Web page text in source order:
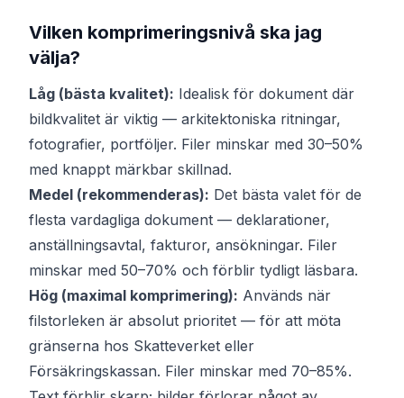
Vilken komprimeringsnivå ska jag
välja?
Låg (bästa kvalitet): Idealisk för dokument där
bildkvalitet är viktig — arkitektoniska ritningar,
fotografier, portföljer. Filer minskar med 30–50%
med knappt märkbar skillnad.
Medel (rekommenderas): Det bästa valet för de
flesta vardagliga dokument — deklarationer,
anställningsavtal, fakturor, ansökningar. Filer
minskar med 50–70% och förblir tydligt läsbara.
Hög (maximal komprimering): Används när
filstorleken är absolut prioritet — för att möta
gränserna hos Skatteverket eller
Försäkringskassan. Filer minskar med 70–85%.